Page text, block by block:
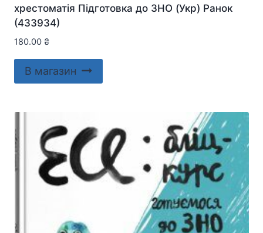
хрестоматія Підготовка до ЗНО (Укр) Ранок
(433934)
180.00 ₴
В магазин